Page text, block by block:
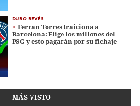
DURO REVÉS
Ferran Torres traiciona a
Barcelona: Elige los millones del
PSG y esto pagarán por su fichaje
MÁS VISTO